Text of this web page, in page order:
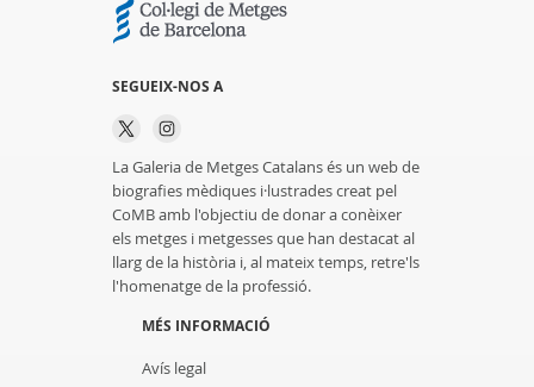
SEGUEIX-NOS A
La Galeria de Metges Catalans és un web de
biografies mèdiques i·lustrades creat pel
CoMB amb l'objectiu de donar a conèixer
els metges i metgesses que han destacat al
llarg de la història i, al mateix temps, retre'ls
l'homenatge de la professió.
MÉS INFORMACIÓ
Avís legal